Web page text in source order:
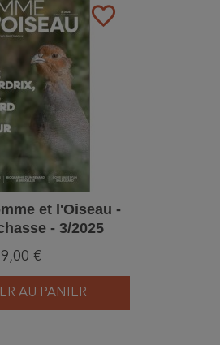
favorite_border
et l'Oiseau -
- 3/2025
9,00 €
AU PANIER